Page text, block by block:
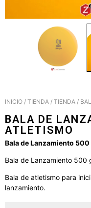
INICIO / TIENDA / TIENDA /
BALA DE
ATLETISMO
Bala de Lanzamiento
Bala de Lanzamiento 500
Bala de atletismo para
lanzamiento.